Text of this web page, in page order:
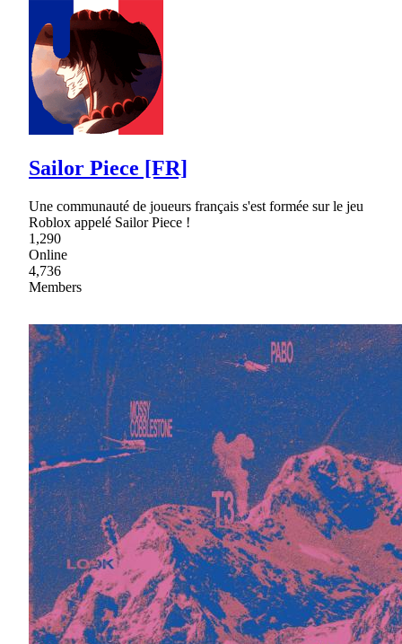
Sailor Piece [FR]
Une communauté de joueurs français s'est formée sur le jeu
Roblox appelé Sailor Piece !
1,290
Online
4,736
Members